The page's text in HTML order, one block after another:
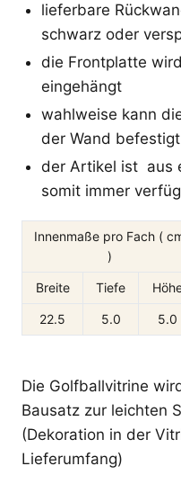
lieferbare
schwarz oder
die Frontplatte
eingehängt
wahlweise kann
der Wand
der Artikel ist aus
somit immer
Innenmaße pro Fach (
)
Breite
Tiefe
22.5 5.0 5.0
Die Golfballvitrine
Bausatz zur leichten
(Dekoration in der
Lieferumfang)